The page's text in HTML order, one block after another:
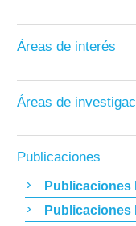
Áreas de interés
Áreas de
Publicaciones
Publicaciones
Publicaciones